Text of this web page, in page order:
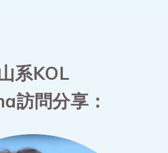
系KOL
訪問分享：